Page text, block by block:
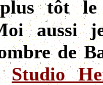
tôt le
aussi
de
Studio